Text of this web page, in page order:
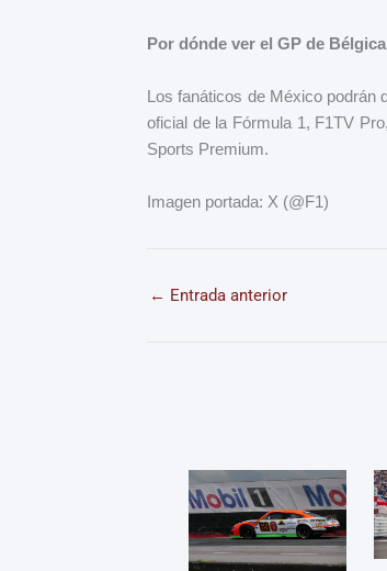
Por dónde ver el GP de Bélgica
Los fanáticos de México podrán
oficial de la Fórmula 1, F1TV
Sports Premium.
Imagen portada: X (@F1)
← Entrada anterior